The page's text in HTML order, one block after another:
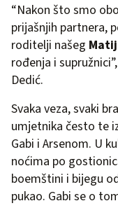
“Nakon što smo
prijašnjih partnera,
roditelji našeg
rođenja i
Dedić.
Svaka veza, svaki
umjetnika često te
Gabi i Arsenom. U
noćima po
boemštini i bijegu
pukao. Gabi se o